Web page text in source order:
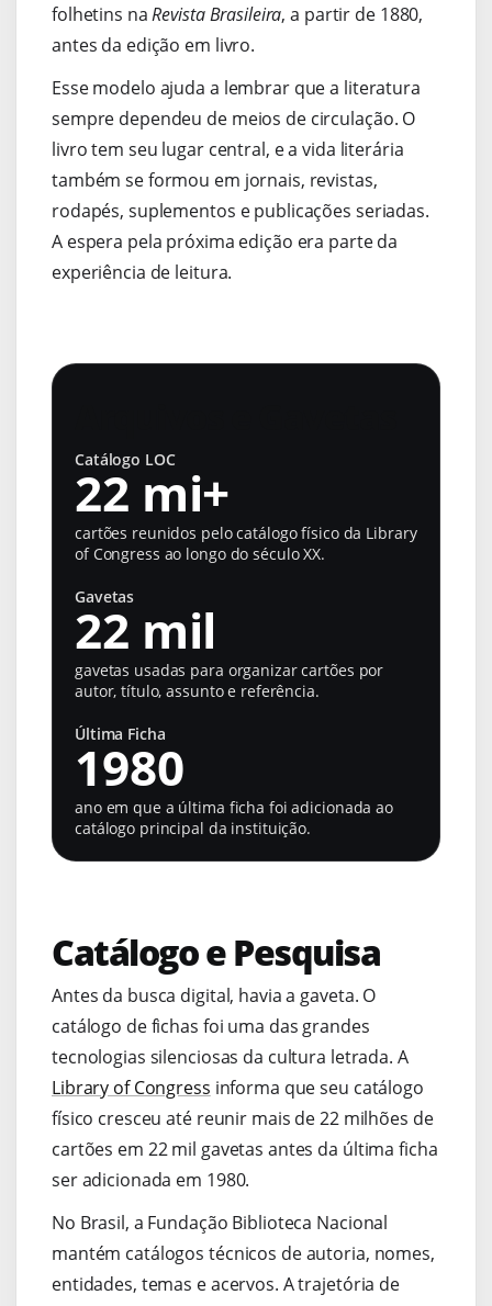
folhetins naRevista Brasileira, a partir de 1880,
antes da edição em livro.
Esse modelo ajuda a lembrar que a literatura
sempre dependeu de meios de circulação. O
livro tem seu lugar central, e a vida literária
também se formou em jornais, revistas,
rodapés, suplementos e publicações seriadas.
A espera pela próxima edição era parte da
experiência de leitura.
Catálogo LOC
22 mi+
cartões reunidos pelo catálogo físico da Library
of Congress ao longo do século XX.
Gavetas
22 mil
gavetas usadas para organizar cartões por
autor, título, assunto e referência.
Última Ficha
1980
ano em que a última ficha foi adicionada ao
catálogo principal da instituição.
Catálogo e Pesquisa
Antes da busca digital, havia a gaveta. O
catálogo de fichas foi uma das grandes
tecnologias silenciosas da cultura letrada. A
Library of Congress informa que seu catálogo
físico cresceu até reunir mais de 22 milhões de
cartões em 22 mil gavetas antes da última ficha
ser adicionada em 1980.
No Brasil, a Fundação Biblioteca Nacional
mantém catálogos técnicos de autoria, nomes,
entidades, temas e acervos. A trajetória de